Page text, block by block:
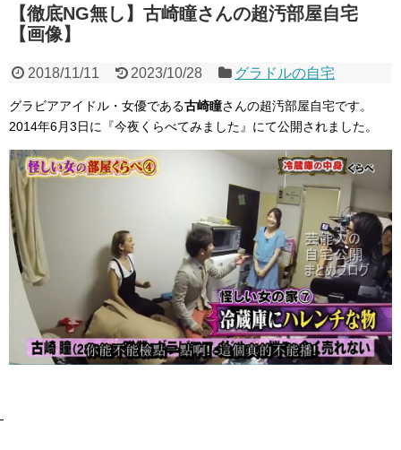
【徹底NG無し】古崎瞳さんの超汚部屋自宅
【画像】
2018/11/11 2023/10/28 グラドルの自宅
グラビアアイドル・女優である古崎瞳さんの超汚部屋自宅です。
2014年6月3日に『今夜くらべてみました』にて公開されました。